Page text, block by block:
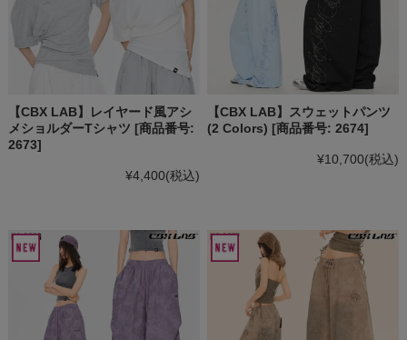
【CBX LAB】レイヤード風アシ
メショルダーTシャツ [商品番号:
2673]
¥4,400(税込)
【CBX LAB】スウェットパンツ
(2 Colors) [商品番号: 2674]
¥10,700(税込)